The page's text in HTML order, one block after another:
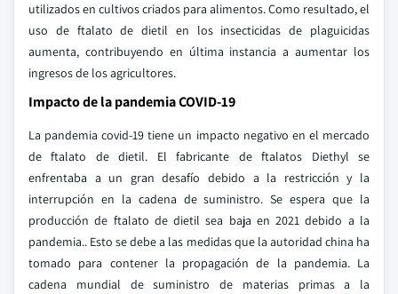
utilizados en cultivos criados para alimentos. Como resultado, el
uso de ftalato de dietil en los insecticidas de plaguicidas
aumenta, contribuyendo en última instancia a aumentar los
ingresos de los agricultores.
Impacto de la pandemia COVID-19
La pandemia covid-19 tiene un impacto negativo en el mercado
de ftalato de dietil. El fabricante de ftalatos Diethyl se
enfrentaba a un gran desafío debido a la restricción y la
interrupción en la cadena de suministro. Se espera que la
producción de ftalato de dietil sea baja en 2021 debido a la
pandemia.. Esto se debe a las medidas que la autoridad china ha
tomado para contener la propagación de la pandemia. La
cadena mundial de suministro de materias primas a la